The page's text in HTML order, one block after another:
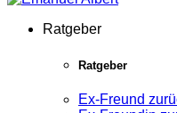
Ratgeber
Ratgeber
Ex-Freund